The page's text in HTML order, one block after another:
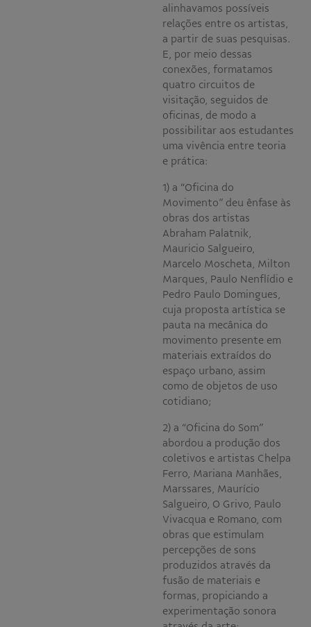
alinhavamos possíveis
relações entre os artistas,
a partir de suas pesquisas.
E, por meio dessas
conexões, formatamos
quatro circuitos de
visitação, seguidos de
oficinas, de modo a
possibilitar aos estudantes
uma vivência entre teoria
e prática:
1) a “Oficina do
Movimento” deu ênfase às
obras dos artistas
Abraham Palatnik,
Mauricio Salgueiro,
Marcelo Moscheta, Milton
Marques, Paulo Nenflídio e
Pedro Paulo Domingues,
cuja proposta artística se
pauta na mecânica do
movimento presente em
materiais extraídos do
espaço urbano, assim
como de objetos de uso
cotidiano;
2) a “Oficina do Som”
abordou a produção dos
coletivos e artistas Chelpa
Ferro, Mariana Manhães,
Marssares, Maurício
Salgueiro, O Grivo, Paulo
Vivacqua e Romano, com
obras que estimulam
percepções de sons
produzidos através da
fusão de materiais e
formas, propiciando a
experimentação sonora